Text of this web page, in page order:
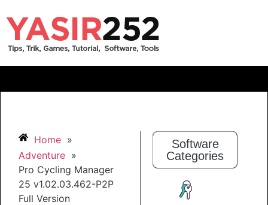
Home »
Adventure »
Pro Cycling Manager
25 v1.02.03.462-P2P
Full Version
Software
Categories